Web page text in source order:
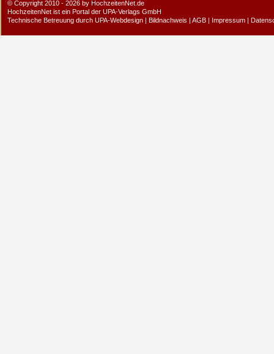
© Copyright 2010 - 2026 by HochzeitenNet.de
HochzeitenNet ist ein Portal der UPA-Verlags GmbH
Technische Betreuung durch UPA-Webdesign | Bildnachweis | AGB | Impressum |